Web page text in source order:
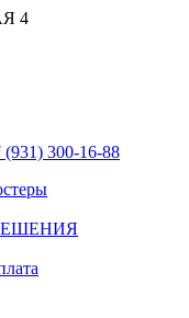
4
(931) 300-16-88